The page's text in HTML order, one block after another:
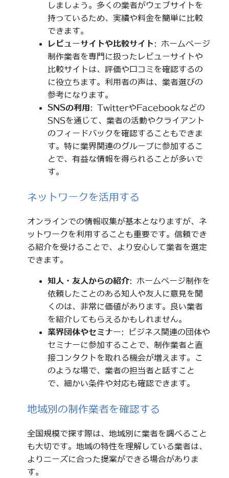
しましょう。多くの業者がウェブサイトを
持っているため、実績や料金を簡単に比較
できます。
レビューサイトや比較サイト: ホームページ
制作業者を専門に扱ったレビューサイトや
比較サイトは、評価や口コミを確認するの
に役立ちます。利用者の声は、業者選びの
参考になります。
SNSの利用 : TwitterやFacebookなどの
SNSを通じて、業者の活動やクライアント
のフィードバックを確認することもできま
す。特に業界関連のグループに参加するこ
とで、有益な情報を得られることが多いで
す。
ネットワークを活用する
オンラインでの情報収集が基本となりますが、ネ
ットワークを利用することも重要です。信頼でき
る紹介を受けることで、より安心して業者を選定
できます。
知人・友人からの紹介: ホームページ制作を
依頼したことのある知人や友人に意見を聞
くのは、非常に価値があります。良い業者
を紹介してもらえるかもしれません。
業界団体やセミナー: ビジネス関連の団体や
セミナーに参加することで、制作業者と直
接コンタクトを取れる機会が増えます。こ
のような場で、業者の担当者と話すこと
で、細かい条件や対応も確認できます。
地域別の制作業者を確認する
全国規模で探す際は、地域別に業者を調べること
も大切です。地域の特性を理解している業者は、
よりニーズに合った提案ができる場合がありま
す。